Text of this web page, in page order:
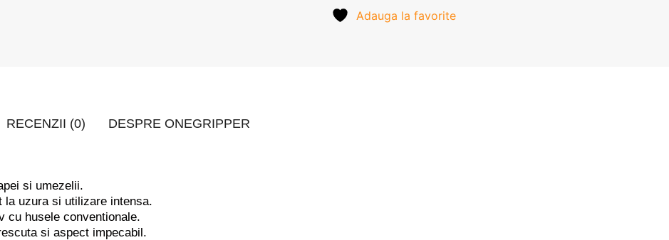
Adauga la favorite
RECENZII (0) DESPRE ONEGRIPPER
si umezelii.
la uzura si utilizare intensa.
cu husele conventionale.
si aspect impecabil.